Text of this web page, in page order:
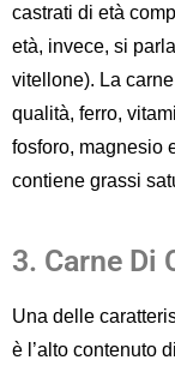
castrati di età
età, invece, si
vitellone). La
qualità, ferro,
fosforo, magnesio
contiene grassi
3. Carne Di
Una delle
è l’alto contenuto